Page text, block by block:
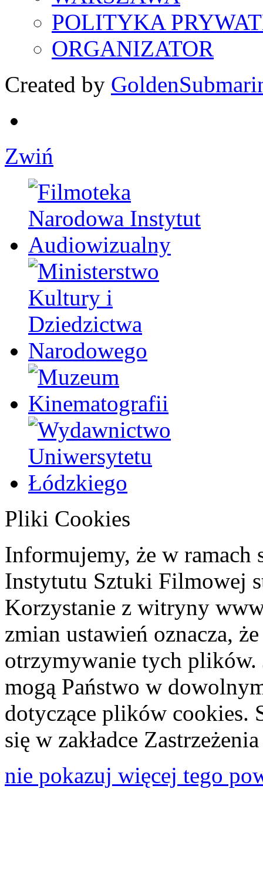
POLITYKA
ORGANIZATOR
Created by
Zwiń
Pliki Cookies
Informujemy, że w ramach
Instytutu Sztuki Filmowej
Korzystanie z witryny
zmian ustawień oznacza,
otrzymywanie tych plików.
mogą Państwo w
dotyczące plików cookies.
się w zakładce
nie pokazuj więcej tego